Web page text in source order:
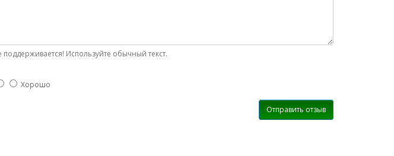
поддерживается! Используйте обычный текст.
Хорошо
Отправить отзыв